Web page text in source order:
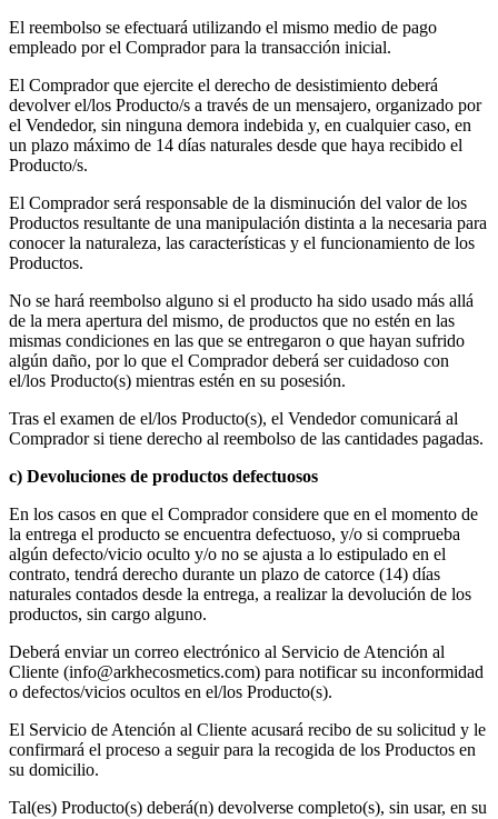
El reembolso se efectuará utilizando el mismo medio de pago
empleado por el Comprador para la transacción inicial.
El Comprador que ejercite el derecho de desistimiento deberá
devolver el/los Producto/s a través de un mensajero, organizado por
el Vendedor, sin ninguna demora indebida y, en cualquier caso, en
un plazo máximo de 14 días naturales desde que haya recibido el
Producto/s.
El Comprador será responsable de la disminución del valor de los
Productos resultante de una manipulación distinta a la necesaria para
conocer la naturaleza, las características y el funcionamiento de los
Productos.
No se hará reembolso alguno si el producto ha sido usado más allá
de la mera apertura del mismo, de productos que no estén en las
mismas condiciones en las que se entregaron o que hayan sufrido
algún daño, por lo que el Comprador deberá ser cuidadoso con
el/los Producto(s) mientras estén en su posesión.
Tras el examen de el/los Producto(s), el Vendedor comunicará al
Comprador si tiene derecho al reembolso de las cantidades pagadas.
c) Devoluciones de productos defectuosos
En los casos en que el Comprador considere que en el momento de
la entrega el producto se encuentra defectuoso, y/o si comprueba
algún defecto/vicio oculto y/o no se ajusta a lo estipulado en el
contrato, tendrá derecho durante un plazo de catorce (14) días
naturales contados desde la entrega, a realizar la devolución de los
productos, sin cargo alguno.
Deberá enviar un correo electrónico al Servicio de Atención al
Cliente (info@arkhecosmetics.com) para notificar su inconformidad
o defectos/vicios ocultos en el/los Producto(s).
El Servicio de Atención al Cliente acusará recibo de su solicitud y le
confirmará el proceso a seguir para la recogida de los Productos en
su domicilio.
Tal(es) Producto(s) deberá(n) devolverse completo(s), sin usar, en su